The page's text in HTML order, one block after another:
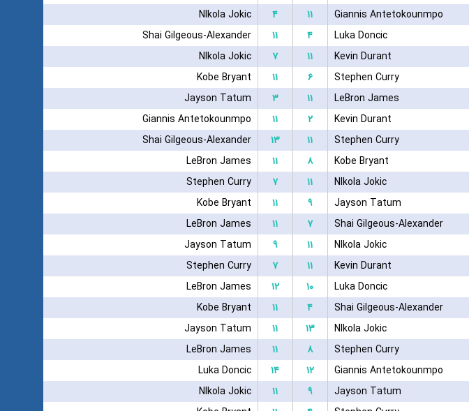
NIkola Jokic
۴ ۱۱ Giannis Antetokounmpo
Shai Gilgeous-Alexander
۱۱ ۴ Luka Doncic
NIkola Jokic
۷ ۱۱ Kevin Durant
Kobe Bryant
۱۱ ۶ Stephen Curry
Jayson Tatum
۳ ۱۱ LeBron James
Giannis Antetokounmpo
۱۱ ۲ Kevin Durant
Shai Gilgeous-Alexander
۱۳ ۱۱ Stephen Curry
LeBron James
۱۱ ۸ Kobe Bryant
Stephen Curry
۷ ۱۱ NIkola Jokic
Kobe Bryant
۱۱ ۹ Jayson Tatum
LeBron James
۱۱ ۷ Shai Gilgeous-Alexander
Jayson Tatum
۹ ۱۱ NIkola Jokic
Stephen Curry
۷ ۱۱ Kevin Durant
LeBron James
۱۲ ۱۰ Luka Doncic
Kobe Bryant
۱۱ ۴ Shai Gilgeous-Alexander
Jayson Tatum
۱۱ ۱۳ NIkola Jokic
LeBron James
۱۱ ۸ Stephen Curry
Luka Doncic
۱۴ ۱۲ Giannis Antetokounmpo
NIkola Jokic
۱۱ ۹ Jayson Tatum